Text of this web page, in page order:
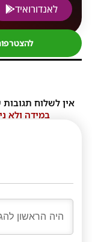
לאנדורואיד
אין לשלוח
במידה ולא